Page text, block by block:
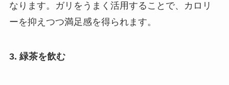
なります。ガリをうまく活用することで、カロリ
ーを抑えつつ満足感を得られます。
3. 緑茶を飲む